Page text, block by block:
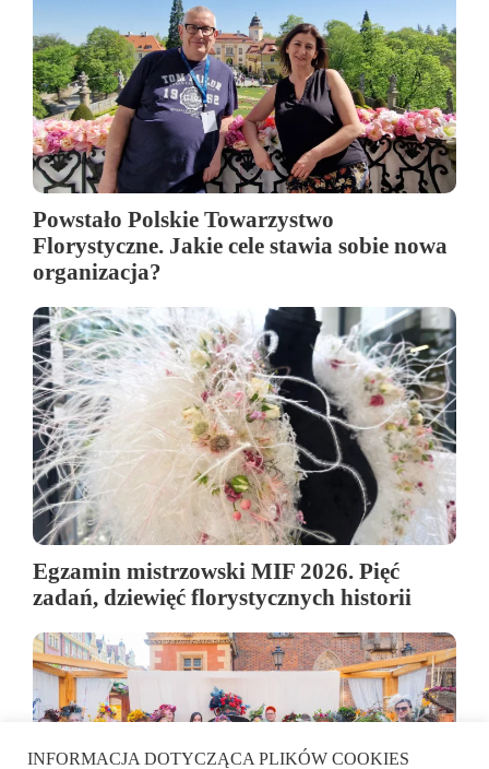
Powstało Polskie Towarzystwo
Florystyczne. Jakie cele stawia sobie nowa
organizacja?
Egzamin mistrzowski MIF 2026. Pięć
zadań, dziewięć florystycznych historii
INFORMACJA DOTYCZĄCA PLIKÓW COOKIES